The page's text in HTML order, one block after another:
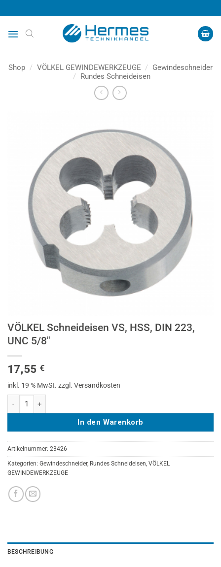
Inhalt
springen
Shop / VÖLKEL GEWINDEWERKZEUGE /
Gewindeschneider
/
Rundes Schneideisen
VÖLKEL Schneideisen VS, HSS, DIN 223,
UNC 5/8″
17,55 €
inkl. 19 % MwSt. zzgl. Versandkosten
VÖLKEL Schneideisen VS, HSS, DIN 223, UNC 5/8" Menge
In den Warenkorb
Artikelnummer: 23426
Kategorien: Gewindeschneider, Rundes Schneideisen, VÖLKEL
GEWINDEWERKZEUGE
BESCHREIBUNG